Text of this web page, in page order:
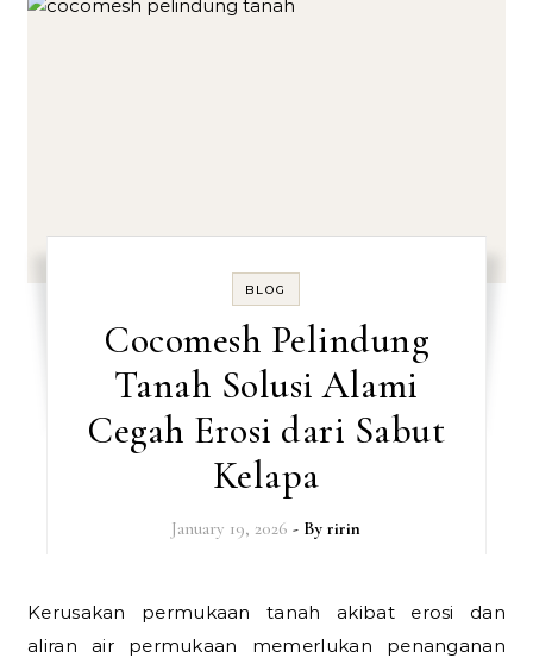
BLOG
Cocomesh Pelindung
Tanah Solusi Alami
Cegah Erosi dari Sabut
Kelapa
January 19, 2026 - Byririn
Kerusakan permukaan tanah akibat erosi dan
aliran air permukaan memerlukan penanganan